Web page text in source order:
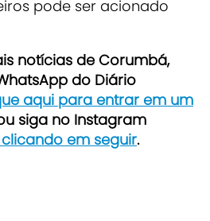
pode ser acionado
notícias de Corumbá,
do Diário
aqui para entrar em um
siga no Instagram
clicando em seguir.